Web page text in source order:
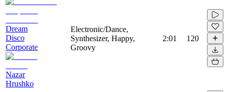
Dream
Disco
Corporate
Nazar
Hrushko
Electronic/Dance,
Synthesizer, Happy,
Groovy
2:01 120